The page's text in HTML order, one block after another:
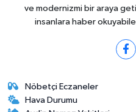
ve modernizmi bir araya
insanlara haber
Nöbetçi Eczaneler
Hava Durumu